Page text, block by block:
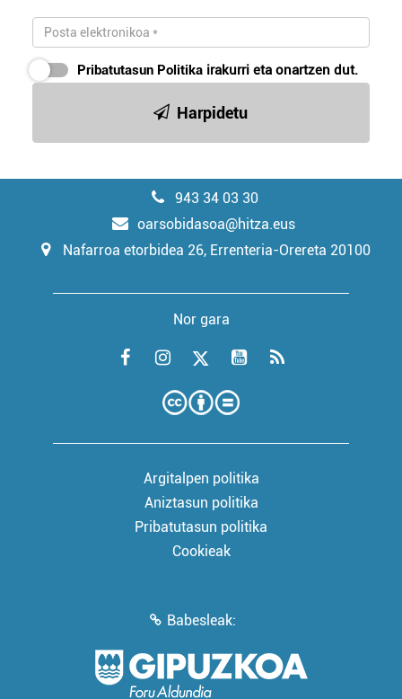
Pribatutasun Politika irakurri eta onartzen dut.
Harpidetu
943 34 03 30
oarsobidasoa@hitza.eus
Nafarroa etorbidea 26, Errenteria-Orereta 20100
Nor gara
Argitalpen politika
Aniztasun politika
Pribatutasun politika
Cookieak
Babesleak: